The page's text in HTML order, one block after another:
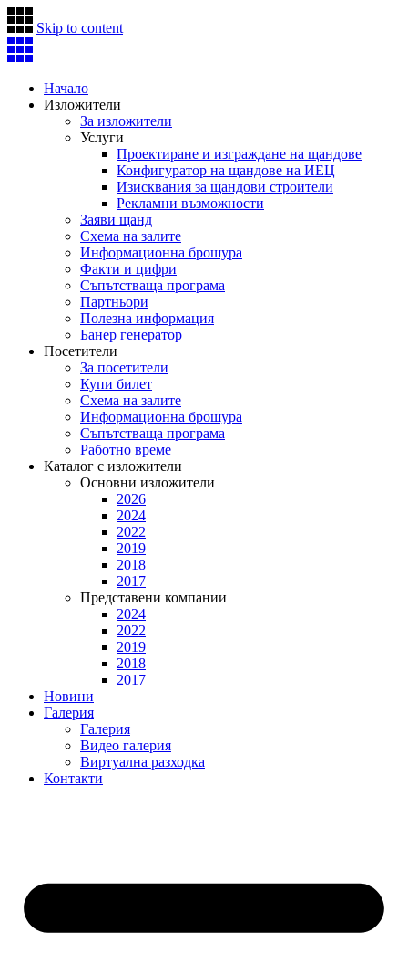
Skip to content
Начало
Изложители
За изложители
Услуги
Проектиране и изграждане на щандове
Конфигуратор на щандове на ИЕЦ
Изисквания за щандови строители
Рекламни възможности
Заяви щанд
Схема на залите
Информационна брошура
Факти и цифри
Съпътстваща програма
Партньори
Полезна информация
Банер генератор
Посетители
За посетители
Купи билет
Схема на залите
Информационна брошура
Съпътстваща програма
Работно време
Каталог с изложители
Основни изложители
2026
2024
2022
2019
2018
2017
Представени компании
2024
2022
2019
2018
2017
Новини
Галерия
Галерия
Видео галерия
Виртуална разходка
Контакти